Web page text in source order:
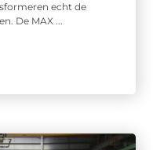
echt de
De MAX ...